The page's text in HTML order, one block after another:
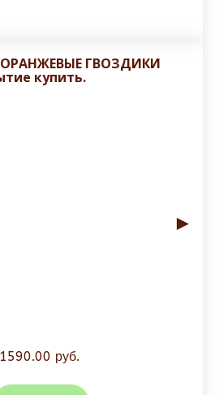
ГВОЗДИКИ
купить.
►
1590.00 руб.